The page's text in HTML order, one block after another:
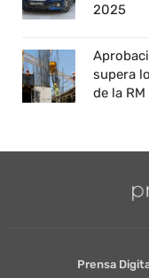
2025
supera
de la RM
Prensa